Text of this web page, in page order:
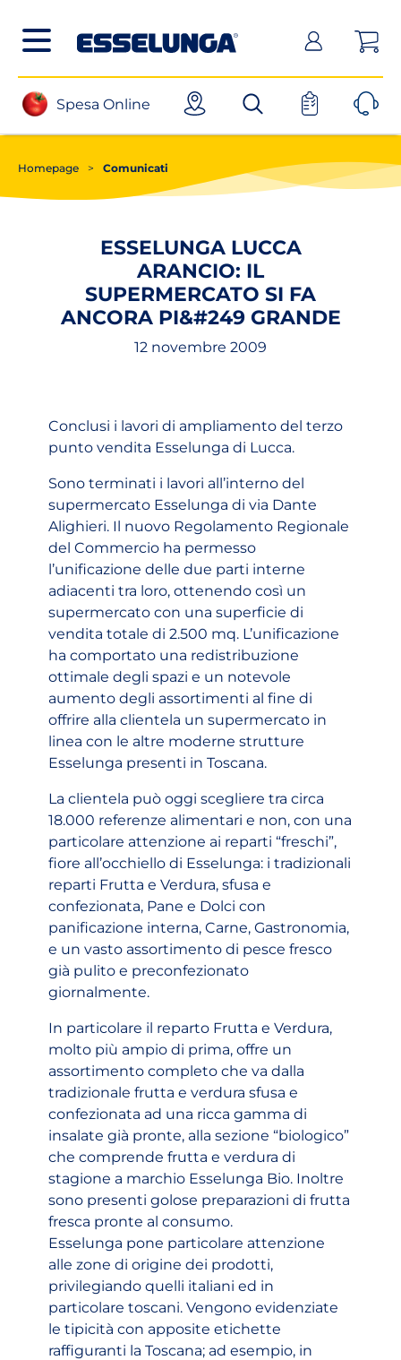
Spesa Online(apri in un nuovo tab)
Homepage > Comunicati
ESSELUNGA LUCCA
ARANCIO: IL
SUPERMERCATO SI FA
ANCORA PI&#249 GRANDE
12 novembre 2009
Conclusi i lavori di ampliamento del terzo
punto vendita Esselunga di Lucca.
Sono terminati i lavori all’interno del
supermercato Esselunga di via Dante
Alighieri. Il nuovo Regolamento Regionale
del Commercio ha permesso
l’unificazione delle due parti interne
adiacenti tra loro, ottenendo così un
supermercato con una superficie di
vendita totale di 2.500 mq. L’unificazione
ha comportato una redistribuzione
ottimale degli spazi e un notevole
aumento degli assortimenti al fine di
offrire alla clientela un supermercato in
linea con le altre moderne strutture
Esselunga presenti in Toscana.
La clientela può oggi scegliere tra circa
18.000 referenze alimentari e non, con una
particolare attenzione ai reparti “freschi”,
fiore all’occhiello di Esselunga: i tradizionali
reparti Frutta e Verdura, sfusa e
confezionata, Pane e Dolci con
panificazione interna, Carne, Gastronomia,
e un vasto assortimento di pesce fresco
già pulito e preconfezionato
giornalmente.
In particolare il reparto Frutta e Verdura,
molto più ampio di prima, offre un
assortimento completo che va dalla
tradizionale frutta e verdura sfusa e
confezionata ad una ricca gamma di
insalate già pronte, alla sezione “biologico”
che comprende frutta e verdura di
stagione a marchio Esselunga Bio. Inoltre
sono presenti golose preparazioni di frutta
fresca pronte al consumo.
Esselunga pone particolare attenzione
alle zone di origine dei prodotti,
privilegiando quelli italiani ed in
particolare toscani. Vengono evidenziate
le tipicità con apposite etichette
raffiguranti la Toscana; ad esempio, in